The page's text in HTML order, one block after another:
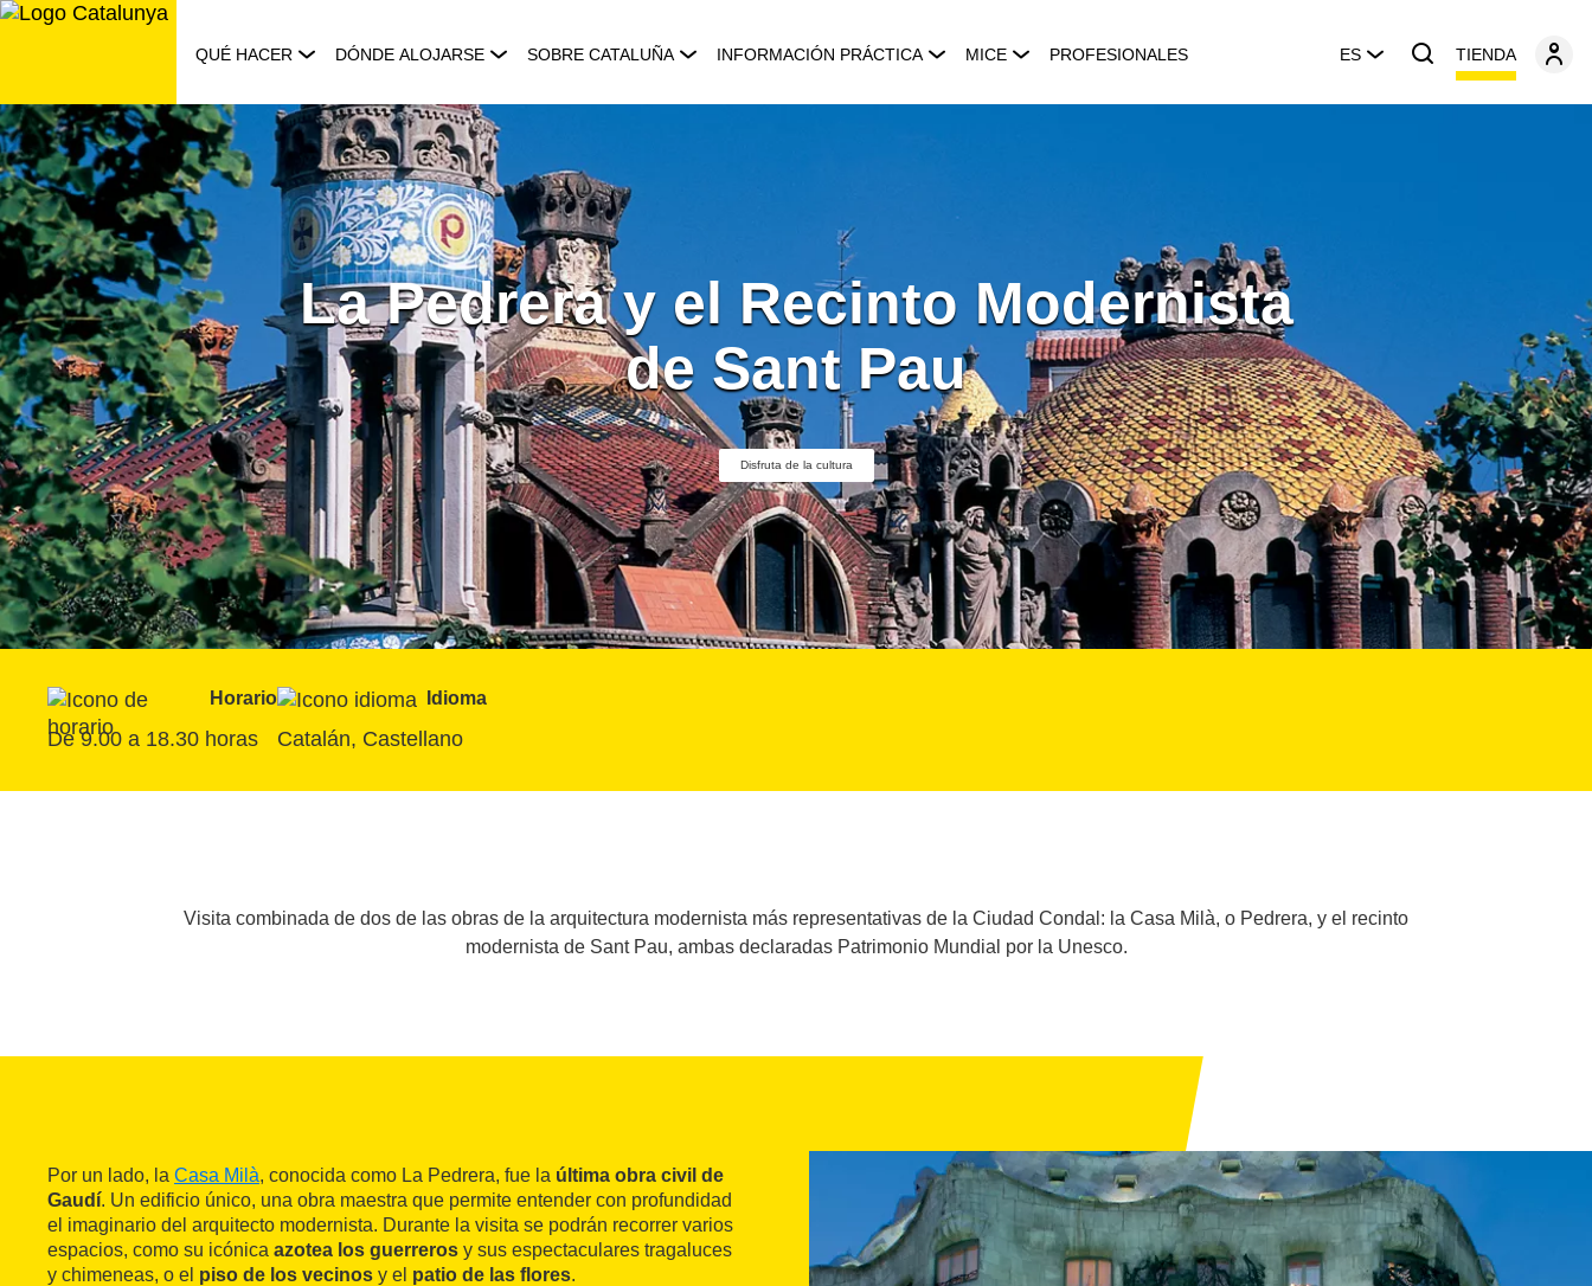
Saltar
QUÉ HACER DÓNDE ALOJARSE SOBRE CATALUÑA INFORMACIÓN PRÁCTICA MICE PROFESIONALES ES TIENDA
La Pedrera y el Recinto Modernista
de Sant Pau
Disfruta de la cultura
Horario
De 9.00 a 18.30 horas
Idioma
Catalán, Castellano
Visita combinada de dos de las obras de la arquitectura modernista más representativas de la Ciudad Condal: la Casa Milà, o Pedrera, y el recinto
modernista de Sant Pau, ambas declaradas Patrimonio Mundial por la Unesco.
Por un lado, la Casa Milà, conocida como La Pedrera, fue la última obra civil de
Gaudí. Un edificio único, una obra maestra que permite entender con profundidad
el imaginario del arquitecto modernista. Durante la visita se podrán recorrer varios
espacios, como su icónica azotea los guerreros y sus espectaculares tragaluces
y chimeneas, o el piso de los vecinos y el patio de las flores.